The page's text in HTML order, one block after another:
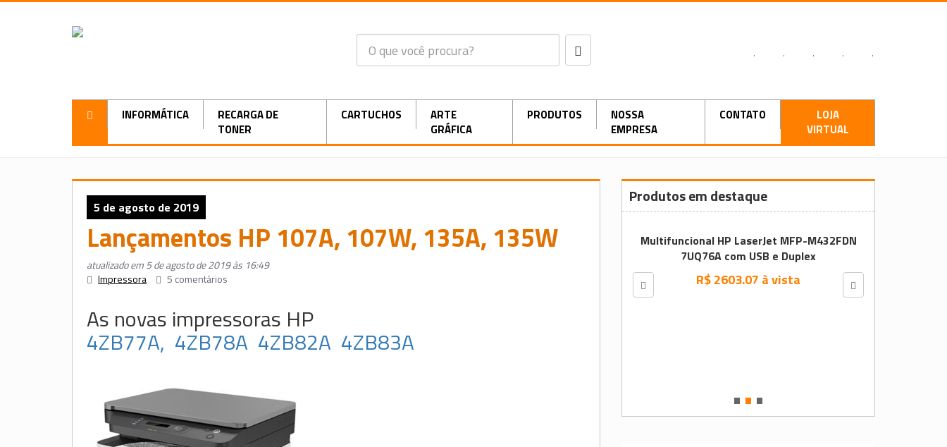
. . . . .
INFORMÁTICA
RECARGA DE
TONER
CARTUCHOS
ARTE
GRÁFICA
PRODUTOS
NOSSA
EMPRESA
CONTATO
LOJA
VIRTUAL
5 de agosto de 2019
Lançamentos HP 107A, 107W, 135A, 135W
atualizado em 5 de agosto de 2019 às 16:49
Impressora
5 comentários
As novas impressoras HP
4ZB77A, 4ZB78A 4ZB82A 4ZB83A
Produtos em destaque
Multifuncional HP LaserJet MFP-M432FDN
7UQ76A com USB e Duplex
R$ 2603.07 à vista
•••